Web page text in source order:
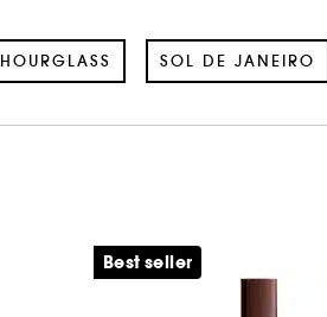
HOURGLASS SOL DE JANEIRO
Best seller